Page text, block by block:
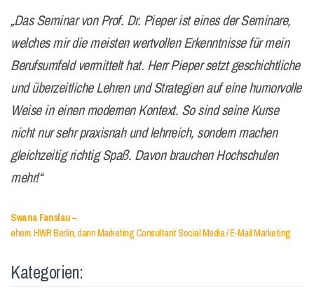
„Das Seminar von Prof. Dr. Pieper ist eines der Seminare,
welches mir die meisten wertvollen Erkenntnisse für mein
Berufsumfeld vermittelt hat. Herr Pieper setzt geschichtliche
und überzeitliche Lehren und Strategien auf eine humorvolle
Weise in einen modernen Kontext. So sind seine Kurse
nicht nur sehr praxisnah und lehrreich, sondern machen
gleichzeitig richtig Spaß. Davon brauchen Hochschulen
mehr!“
Swana Fanslau –
ehem. HWR Berlin, dann Marketing Consultant Social Media / E-Mail Marketing
Kategorien: